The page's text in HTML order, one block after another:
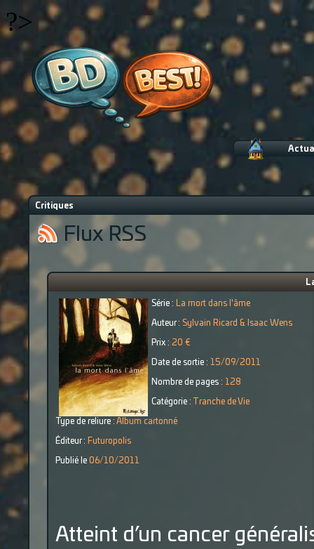
?>
Critiques
Flux RSS
Série : La mort dans l'âme
Auteur : Sylvain Ricard & Isaac Wens
Prix : 20 €
Date de sortie : 15/09/2011
Nombre de pages : 128
Catégorie : Tranche de Vie
Type de reliure : Album cartonné
Éditeur : Futuropolis
Publié le 06/10/2011
Atteint d’un cancer